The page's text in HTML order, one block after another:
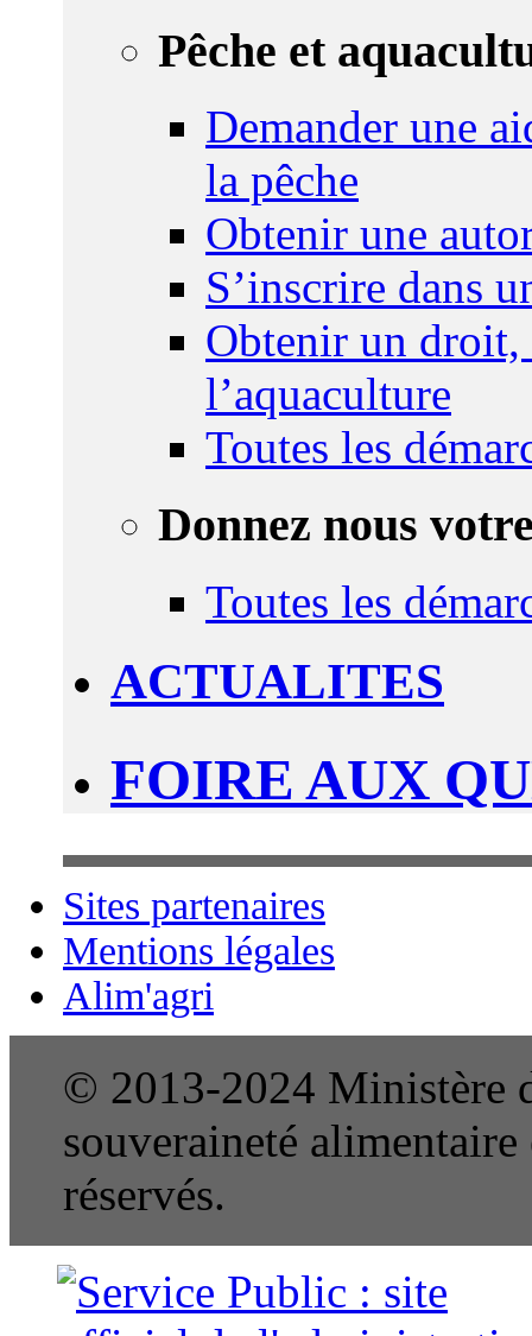
Pêche et
Demander une
la pêche
Obtenir une
S’inscrire dans
Obtenir un droit,
l’aquaculture
Toutes les
Donnez nous
Toutes les
ACTUALITES
FOIRE AUX
Sites partenaires
Mentions légales
Alim'agri
© 2013-2024 Ministère
souveraineté
réservés.